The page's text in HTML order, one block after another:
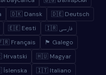
🇩🇰 Dansk
🇩🇪 Deutsch
🇪🇪 Eesti
🇮🇷 فارسی
Français
🏴 Galego
🇭🇺 Magyar
🇮🇹 Italiano